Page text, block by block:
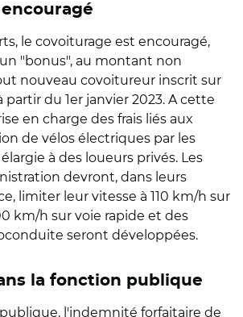
le covoiturage est encouragé,
"bonus", au montant non
nouveau covoitureur inscrit sur
du 1er janvier 2023. A cette
en charge des frais liés aux
de vélos électriques par les
à des loueurs privés. Les
devront, dans leurs
limiter leur vitesse à 110 km/h sur
km/h sur voie rapide et des
seront développées.
la fonction publique
l'indemnité forfaitaire de